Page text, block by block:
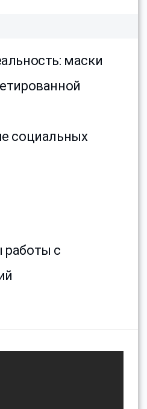
маски
социальных
с